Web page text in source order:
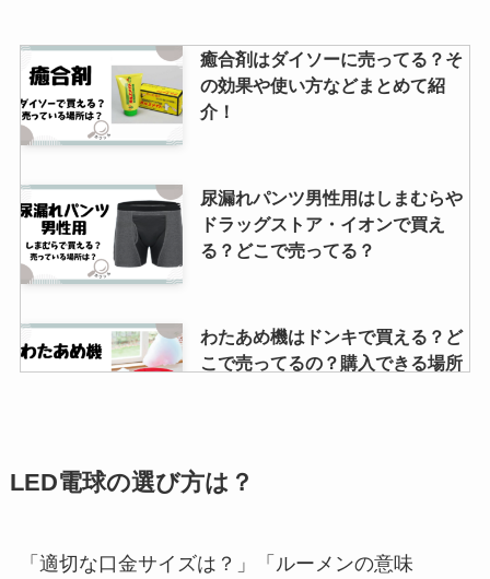
癒合剤はダイソーに売ってる？そ
の効果や使い方などまとめて紹
介！
尿漏れパンツ男性用はしまむらや
ドラッグストア・イオンで買え
る？どこで売ってる？
わたあめ機はドンキで買える？ど
こで売ってるの？購入できる場所
ファインフィットは販売終了？な
ぜ？プリマヴィスタとの違いや口
LED電球の選び方は？
「適切な口金サイズは？」「ルーメンの意味